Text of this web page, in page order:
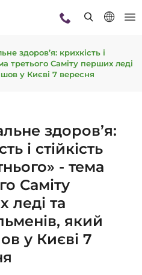
здоров’я: крихкість і
третього Саміту перших леді
у Києві 7 вересня
здоров’я:
і стійкість
- тема
Саміту
леді та
який
у Києві 7